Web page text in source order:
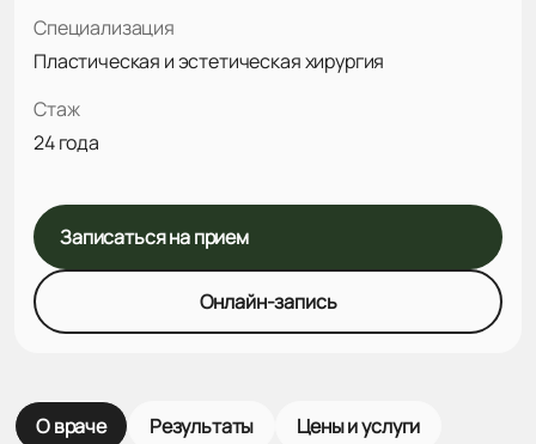
Специализация
Пластическая и эстетическая хирургия
Стаж
24 года
Записаться на прием
Онлайн-запись
О враче Результаты Цены и услуги